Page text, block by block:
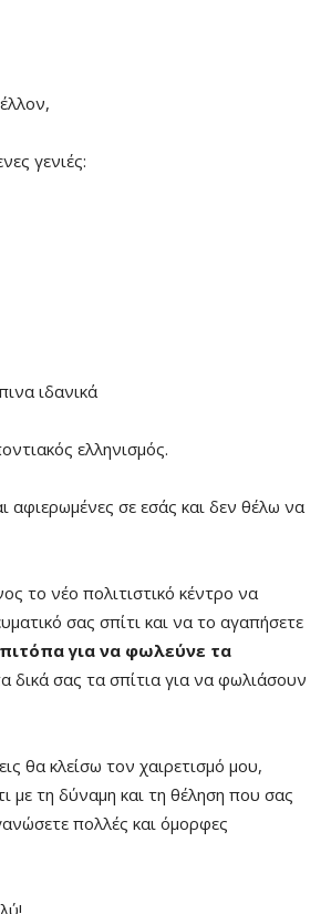
γενιές:
ιδανικά
ελληνισμός.
αφιερωμένες σε εσάς και δεν θέλω να
το νέο πολιτιστικό κέντρο να
σας σπίτι και να το αγαπήσετε
για να φωλεύνε τα
δικά σας τα σπίτια για να φωλιάσουν
θα κλείσω τον χαιρετισμό μου,
με τη δύναμη και τη θέληση που σας
πολλές και όμορφες